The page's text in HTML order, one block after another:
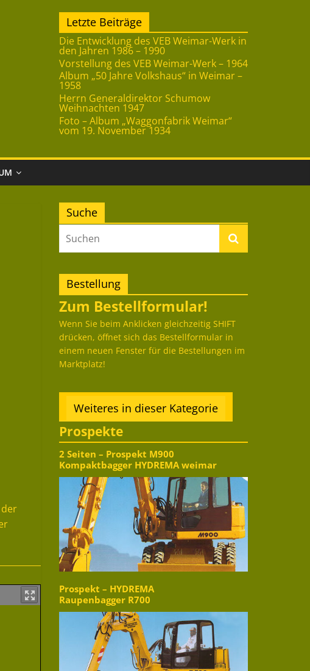
Letzte Beiträge
Die Entwicklung des VEB Weimar-Werk in
den Jahren 1986 – 1990
Vorstellung des VEB Weimar-Werk – 1964
Album „50 Jahre Volkshaus“ in Weimar –
1958
Herrn Generaldirektor Schumow
Weihnachten 1947
Foto – Album „Waggonfabrik Weimar“
vom 19. November 1934
Suche
Bestellung
Zum Bestellformular!
Wenn Sie beim Anklicken gleichzeitig SHIFT
drücken, öffnet sich das Bestellformular in
einem neuen Fenster für die Bestellungen im
Marktplatz!
Weiteres in dieser Kategorie
Prospekte
2 Seiten – Prospekt M900
Kompaktbagger HYDREMA weimar
Prospekt – HYDREMA
Raupenbagger R700